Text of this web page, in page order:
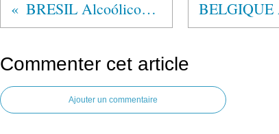
BRESIL Alcoólicos Anônimos®
Commenter cet article
Ajouter un commentaire